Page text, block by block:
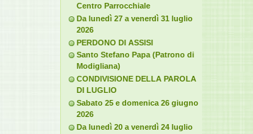
Centro Parrocchiale
Da lunedì 27 a venerdì 31 luglio
2026
PERDONO DI ASSISI
Santo Stefano Papa (Patrono di
Modigliana)
CONDIVISIONE DELLA PAROLA
DI LUGLIO
Sabato 25 e domenica 26 giugno
2026
Da lunedì 20 a venerdì 24 luglio